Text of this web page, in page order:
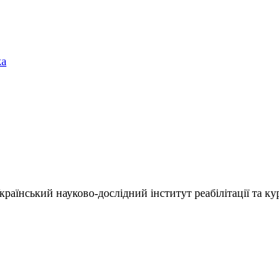
науково-дослідний інститут реабілітації та